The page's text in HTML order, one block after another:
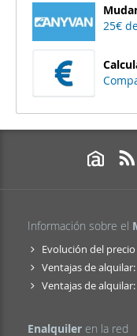
25€
Información sobre el
Evolución del
Ventajas de
Ventajas de
Enalquiler en la red